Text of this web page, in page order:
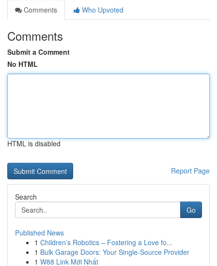
Comments
Who Upvoted
Comments
Submit a Comment
No HTML
HTML is disabled
Report Page
Search
Go
Published News
1 Children’s Robotics – Fostering a Love fo...
1 Bulk Garage Doors: Your Single-Source Provider
1 W88 Link Mới Nhất